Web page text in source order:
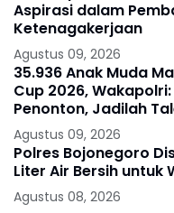
Aspirasi dalam
Ketenagakerjaan
Agustus 09, 2026
35.936 Anak Muda
Cup 2026,
Penonton, Jadilah
Agustus 09, 2026
Polres Bojonegoro
Liter Air Bersih untuk
Agustus 08, 2026